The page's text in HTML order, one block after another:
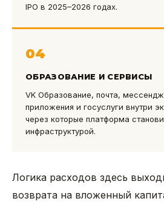
IPO в 2025–2026 годах.
04
ОБРАЗОВАНИЕ И СЕРВИСЫ
VK Образование, почта,
приложения и госуслуги внутри
через которые платформа
инфраструктурой.
Логика расходов здесь
возврата на вложенный